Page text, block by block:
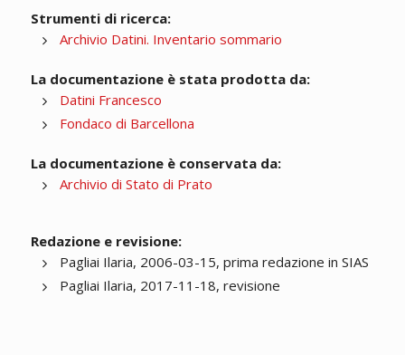
Strumenti di ricerca:
Archivio Datini. Inventario sommario
La documentazione è stata prodotta da:
Datini Francesco
Fondaco di Barcellona
La documentazione è conservata da:
Archivio di Stato di Prato
Redazione e revisione:
Pagliai Ilaria, 2006-03-15, prima redazione in SIAS
Pagliai Ilaria, 2017-11-18, revisione